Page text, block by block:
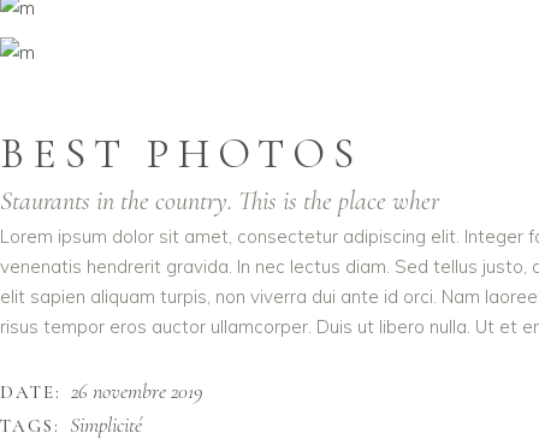
BEST PHOTOS
Staurants in the country. This is the place wher
Lorem ipsum dolor sit amet, consectetur adipiscing elit. Integer
venenatis hendrerit gravida. In nec lectus diam. Sed tellus
elit sapien aliquam turpis, non viverra dui ante id orci. Nam
risus tempor eros auctor ullamcorper. Duis ut libero nulla. Ut et
DATE: 26 novembre 2019
TAGS: Simplicité